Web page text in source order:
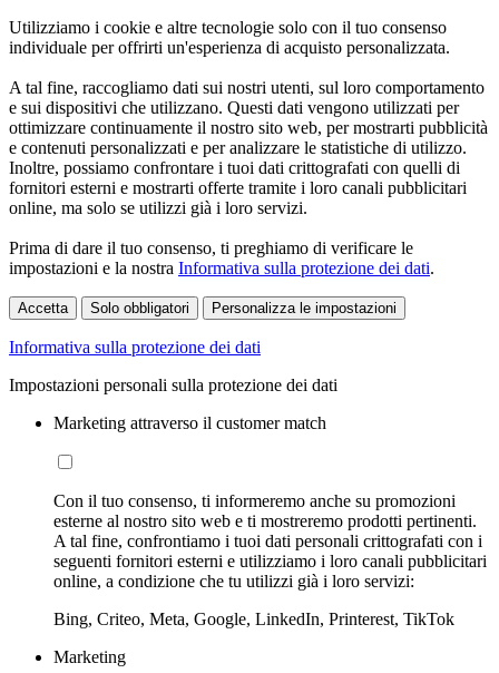
Utilizziamo i cookie e altre tecnologie solo con il tuo consenso
individuale per offrirti un'esperienza di acquisto personalizzata.
A tal fine, raccogliamo dati sui nostri utenti, sul loro comportamento
e sui dispositivi che utilizzano. Questi dati vengono utilizzati per
ottimizzare continuamente il nostro sito web, per mostrarti pubblicità
e contenuti personalizzati e per analizzare le statistiche di utilizzo.
Inoltre, possiamo confrontare i tuoi dati crittografati con quelli di
fornitori esterni e mostrarti offerte tramite i loro canali pubblicitari
online, ma solo se utilizzi già i loro servizi.
Prima di dare il tuo consenso, ti preghiamo di verificare le
impostazioni e la nostra Informativa sulla protezione dei dati.
Accetta Solo obbligatori Personalizza le impostazioni
Informativa sulla protezione dei dati
Impostazioni personali sulla protezione dei dati
Marketing attraverso il customer match
Con il tuo consenso, ti informeremo anche su promozioni
esterne al nostro sito web e ti mostreremo prodotti pertinenti.
A tal fine, confrontiamo i tuoi dati personali crittografati con i
seguenti fornitori esterni e utilizziamo i loro canali pubblicitari
online, a condizione che tu utilizzi già i loro servizi:
Bing, Criteo, Meta, Google, LinkedIn, Printerest, TikTok
Marketing